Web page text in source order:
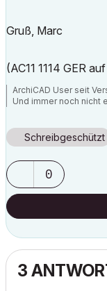
Gruß, Marc
(AC11 1114 GER
ArchiCAD User seit
Und immer noch nicht
Schreibgeschützt
0
3